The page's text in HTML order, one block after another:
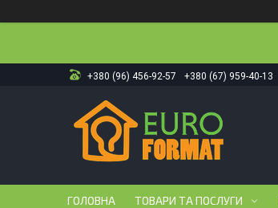
+380 (96) 456-92-57 +380 (67) 959-40-13
ГОЛОВНА ТОВАРИ ТА ПОСЛУГИ